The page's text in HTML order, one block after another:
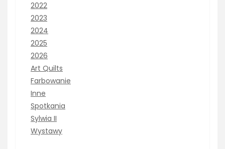
2022
2023
2024
2025
2026
Art Quilts
Farbowanie
Inne
Spotkania
Sylwia II
Wystawy